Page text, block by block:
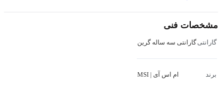
مشخصات فنی
گارانتی گارانتی سه ساله گرین
برند ام اس آی | MSI